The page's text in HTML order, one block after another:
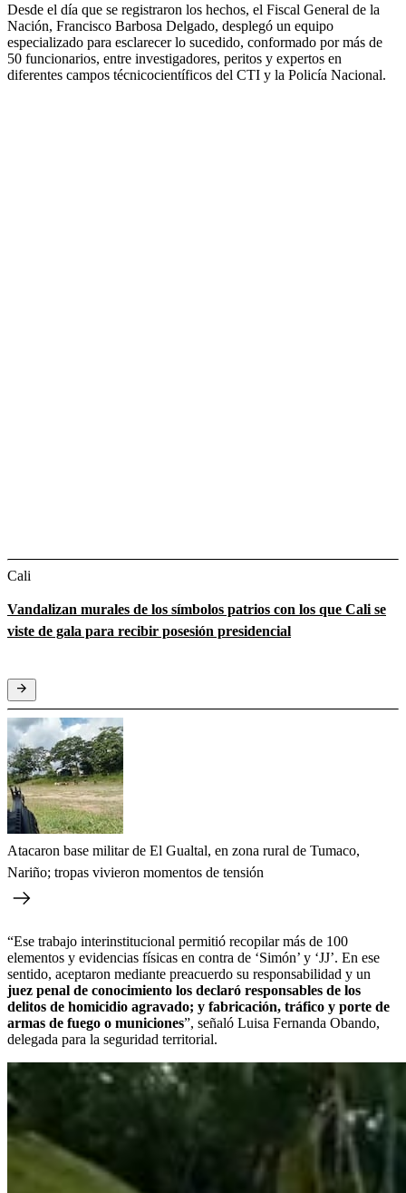
Desde el día que se registraron los hechos, el Fiscal General de la
Nación, Francisco Barbosa Delgado, desplegó un equipo
especializado para esclarecer lo sucedido, conformado por más de
50 funcionarios, entre investigadores, peritos y expertos en
diferentes campos técnicocientíficos del CTI y la Policía Nacional.
Cali
Vandalizan murales de los símbolos patrios con los que Cali se
viste de gala para recibir posesión presidencial
Atacaron base militar de El Gualtal, en zona rural de Tumaco,
Nariño; tropas vivieron momentos de tensión
“Ese trabajo interinstitucional permitió recopilar más de 100
elementos y evidencias físicas en contra de ‘Simón’ y ‘JJ’. En ese
sentido, aceptaron mediante preacuerdo su responsabilidad y un
juez penal de conocimiento los declaró responsables de los
delitos de homicidio agravado; y fabricación, tráfico y porte de
armas de fuego o municiones”, señaló Luisa Fernanda Obando,
delegada para la seguridad territorial.